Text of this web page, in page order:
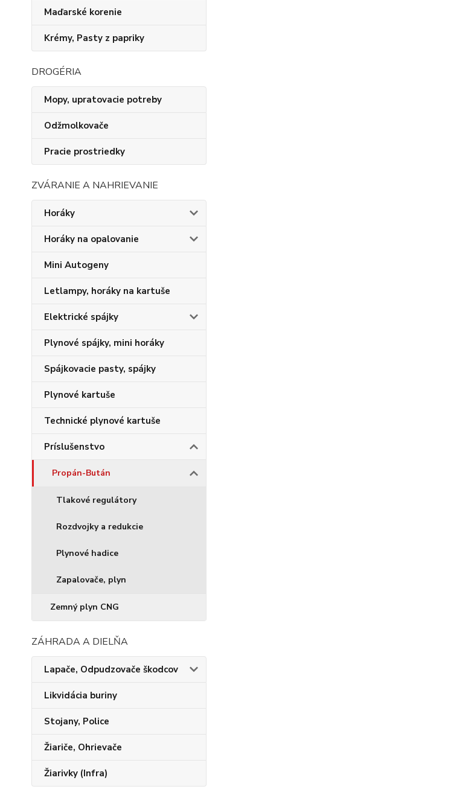
Maďarské korenie
Krémy, Pasty z papriky
DROGÉRIA
Mopy, upratovacie potreby
Odžmolkovače
Pracie prostriedky
ZVÁRANIE A NAHRIEVANIE
Horáky
Horáky na opalovanie
Mini Autogeny
Letlampy, horáky na kartuše
Elektrické spájky
Plynové spájky, mini horáky
Spájkovacie pasty, spájky
Plynové kartuše
Technické plynové kartuše
Príslušenstvo
Propán-Bután
Tlakové regulátory
Rozdvojky a redukcie
Plynové hadice
Zapalovače, plyn
Zemný plyn CNG
ZÁHRADA A DIELŇA
Lapače, Odpudzovače škodcov
Likvidácia buriny
Stojany, Police
Žiariče, Ohrievače
Žiarivky (Infra)